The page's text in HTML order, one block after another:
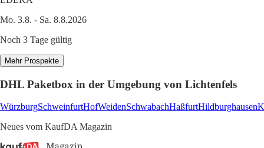
Mo. 3.8. - Sa. 8.8.2026
Noch 3 Tage gültig
Mehr Prospekte
DHL Paketbox in der Umgebung von Lichtenfels
WürzburgSchweinfurtHofWeidenSchwabachHaßfurtHildburghausen
Neues vom KaufDA Magazin